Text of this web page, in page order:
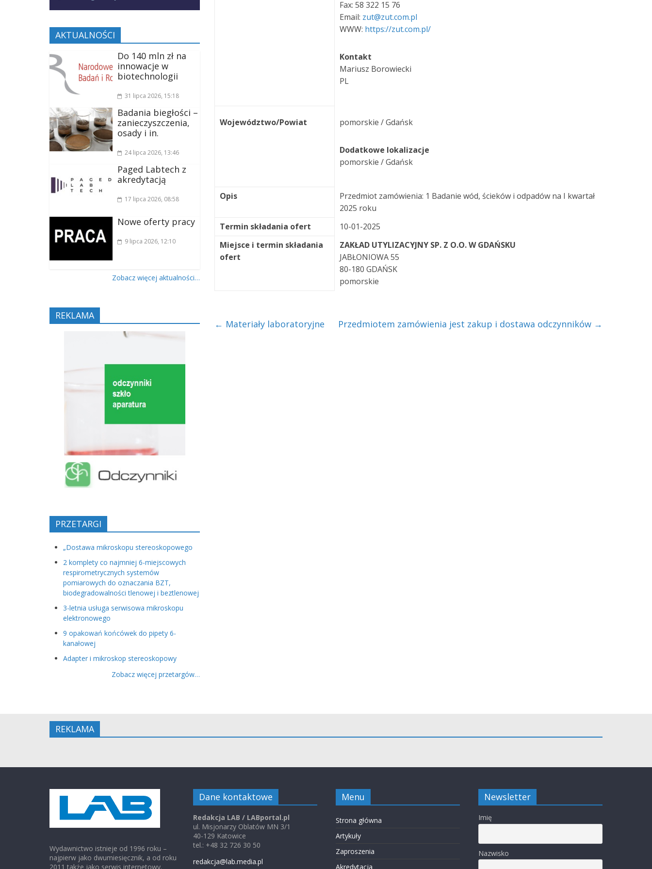
Fax: 58 322 15 76
Email: zut@zut.com.pl
WWW: https://zut.com.pl/
Kontakt
Mariusz Borowiecki
PL
Województwo/Powiat pomorskie / Gdańsk
Dodatkowe lokalizacje
pomorskie / Gdańsk
Opis
Przedmiot zamówienia: 1 Badanie wód, ścieków i odpadów na I kwartał
2025 roku
Termin składania ofert
10-01-2025
Miejsce i termin składania
ofert
ZAKŁAD UTYLIZACYJNY SP. Z O.O. W GDAŃSKU
JABŁONIOWA 55
80-180 GDAŃSK
pomorskie
← Materiały laboratoryjne Przedmiotem zamówienia jest zakup i dostawa odczynników →
AKTUALNOŚCI
Do 140 mln zł na
innowacje w
biotechnologii
31 lipca 2026, 15:18
Badania biegłości –
zanieczyszczenia,
osady i in.
24 lipca 2026, 13:46
Paged Labtech z
akredytacją
17 lipca 2026, 08:58
Nowe oferty pracy
9 lipca 2026, 12:10
Zobacz więcej aktualności…
REKLAMA
PRZETARGI
„Dostawa mikroskopu stereoskopowego
2 komplety co najmniej 6-miejscowych
respirometrycznych systemów
pomiarowych do oznaczania BZT,
biodegradowalności tlenowej i beztlenowej
3-letnia usługa serwisowa mikroskopu
elektronowego
9 opakowań końcówek do pipety 6-
kanałowej
Adapter i mikroskop stereoskopowy
Zobacz więcej przetargów…
REKLAMA
Wydawnictwo istnieje od 1996 roku –
najpierw jako dwumiesięcznik, a od roku
2011 także jako serwis internetowy.
Dane kontaktowe
Redakcja LAB / LABportal.pl
ul. Misjonarzy Oblatów MN 3/1
40-129 Katowice
tel.: +48 32 726 30 50
redakcja@lab.media.pl
Menu
Strona główna
Artykuły
Zaproszenia
Akredytacja
Newsletter
Imię
Nazwisko